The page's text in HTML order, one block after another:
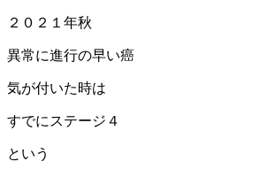
２０２１年秋
異常に進行の早い癌
気が付いた時は
すでにステージ４
という